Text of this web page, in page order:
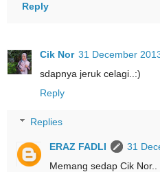
Reply
Cik Nor 31 December
sdapnya jeruk celagi..:)
Reply
Replies
ERAZ FADLI
31
Memang sedap Cik Nor..